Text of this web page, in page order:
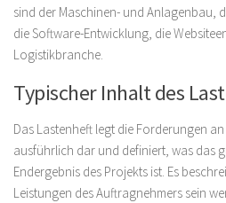
sind der Maschinen- und Anlagenbau,
die Software-Entwicklung, die
Logistikbranche.
Typischer Inhalt des
Das Lastenheft legt die Forderungen
ausführlich dar und definiert, was das
Endergebnis des Projekts ist. Es
Leistungen des Auftragnehmers sein